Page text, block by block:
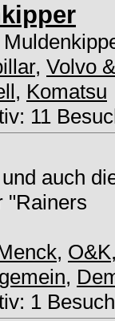
, Volvo
, Komatsu
11
auch
"Rainers
, O&K
,
1